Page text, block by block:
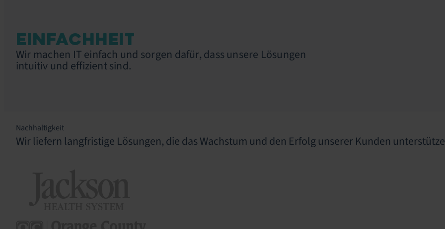
EINFACHHEIT
Wir machen IT einfach und sorgen dafür, dass unsere Lösungen
intuitiv und effizient sind.
Nachhaltigkeit
Wir liefern langfristige Lösungen, die das Wachstum und den Erfolg unserer Kunden